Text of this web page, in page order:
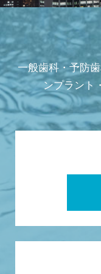
一般歯科・予防
ンプラント